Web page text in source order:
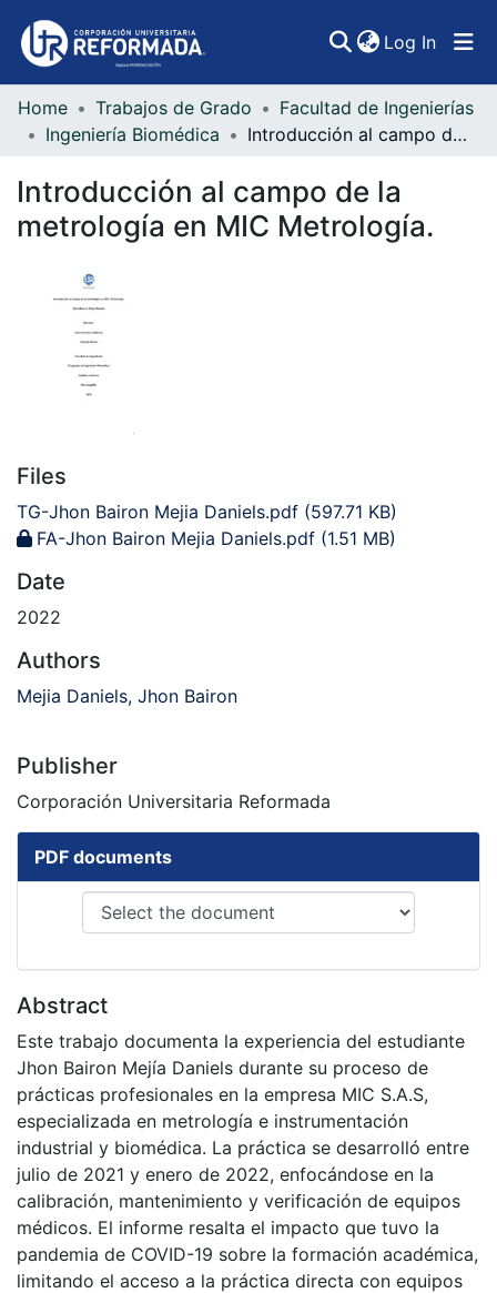
Log In
Communities & Collections
Statistics
Home Trabajos de Grado
Facultad de Ingenierías
Ingeniería Biomédica
Introducción al campo de la metrología en MIC Metrología.
Introducción al campo de la
metrología en MIC Metrología.
Files
TG-Jhon Bairon Mejia Daniels.pdf (597.71 KB)
FA-Jhon Bairon Mejia Daniels.pdf (1.51 MB)
Date
2022
Authors
Mejia Daniels, Jhon Bairon
Publisher
Corporación Universitaria Reformada
PDF documents
Abstract
Este trabajo documenta la experiencia del estudiante
Jhon Bairon Mejía Daniels durante su proceso de
prácticas profesionales en la empresa MIC S.A.S,
especializada en metrología e instrumentación
industrial y biomédica. La práctica se desarrolló entre
julio de 2021 y enero de 2022, enfocándose en la
calibración, mantenimiento y verificación de equipos
médicos. El informe resalta el impacto que tuvo la
pandemia de COVID-19 sobre la formación académica,
limitando el acceso a la práctica directa con equipos